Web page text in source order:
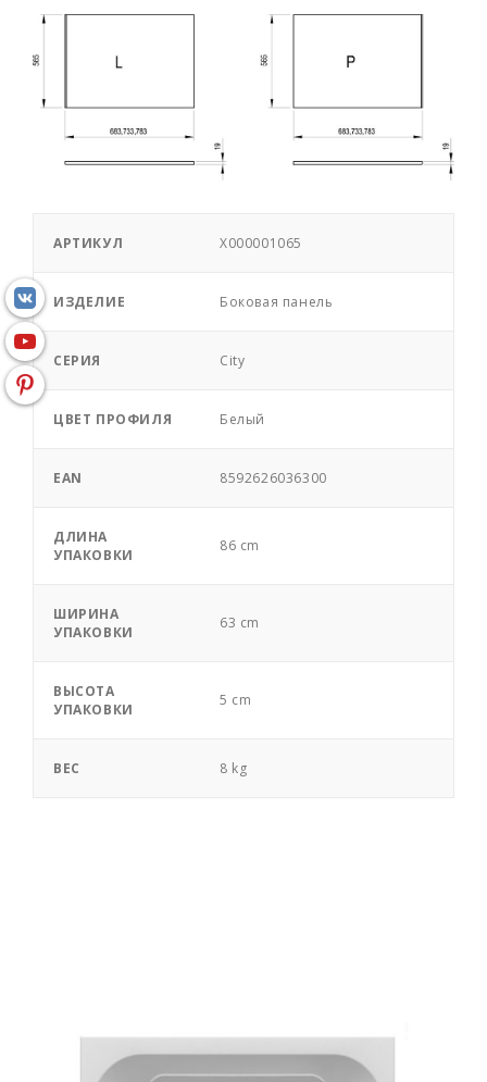
АРТИКУЛ X000001065
ИЗДЕЛИЕ Боковая панель
СЕРИЯ City
ЦВЕТ ПРОФИЛЯ Белый
EAN 8592626036300
ДЛИНА
УПАКОВКИ
86 cm
ШИРИНА
УПАКОВКИ
63 cm
ВЫСОТА
УПАКОВКИ
5 cm
ВЕС 8 kg